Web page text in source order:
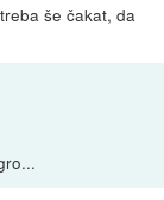
še čakat, da